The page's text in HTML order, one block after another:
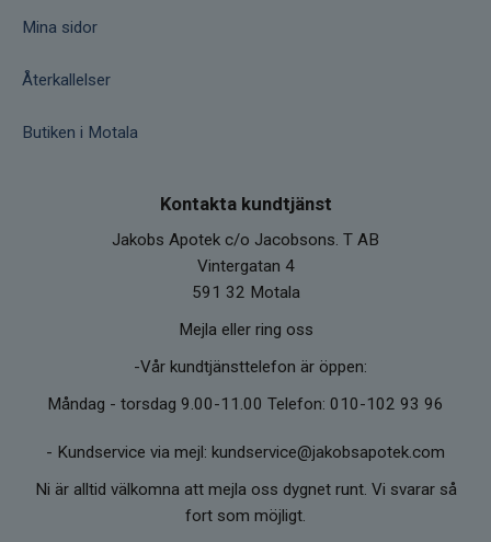
Mina sidor
Återkallelser
Butiken i Motala
Kontakta kundtjänst
Jakobs Apotek c/o Jacobsons. T AB
Vintergatan 4
591 32 Motala
Mejla eller ring oss
-Vår kundtjänsttelefon är öppen:
Måndag - torsdag 9.00-11.00 Telefon: 010-102 93 96
- Kundservice via mejl: kundservice@jakobsapotek.com
Ni är alltid välkomna att mejla oss dygnet runt. Vi svarar så
fort som möjligt.